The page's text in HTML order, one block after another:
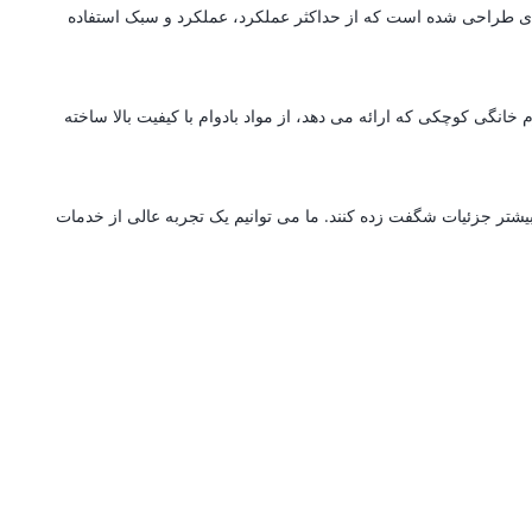
ای طراحی شده است که از حداکثر عملکرد، عملکرد و سبک استفاده
کوچکی که ارائه می دهد، از مواد بادوام با کیفیت بالا ساخته
جزئیات شگفت زده کنند. ما می توانیم یک تجربه عالی از خدمات